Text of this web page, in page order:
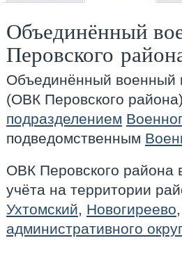
Объединённый
Перовского
Объединённый военный
(ОВК Перовского района)
подразделением
подведомственным
ОВК Перовского района
учёта на территории
Ухтомский, Новогиреево,
административного